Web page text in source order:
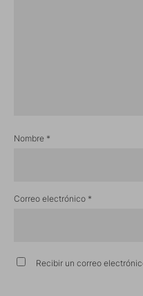
Nombre *
Correo electrónico *
Recibir un correo